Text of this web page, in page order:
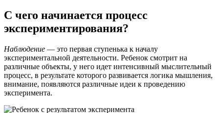
С чего начинается процесс
экспериментирования?
Наблюдение — это первая ступенька к началу
экспериментальной деятельности. Ребенок смотрит на
различные объекты, у него идет интенсивный мыслительный
процесс, в результате которого развивается логика мышления,
внимание, появляются различные идеи к проведению
эксперимента.